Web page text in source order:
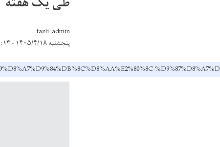
fazli_admin
پنجشنبه ۱۴۰۵/۴/۱۸ - ۹:۱۳